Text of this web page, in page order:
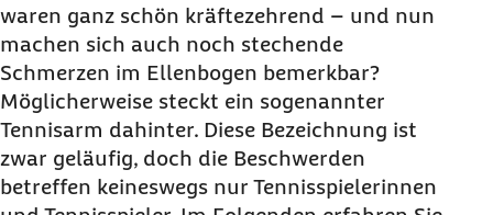
Symptome: Wie macht sich ein Tennisarm
bemerkbar?
Ursachen: Wie entsteht ein Tennisarm?
Risikofaktoren: Was erhöht das Risiko für einen
Tennisarm?
Verbreitung: Wie häufig tritt ein Tennisarm auf?
waren ganz schön kräftezehrend – und nun
machen sich auch noch stechende
Schmerzen im Ellenbogen bemerkbar?
Möglicherweise steckt ein sogenannter
Tennisarm dahinter. Diese Bezeichnung ist
zwar geläufig, doch die Beschwerden
betreffen keineswegs nur Tennisspielerinnen